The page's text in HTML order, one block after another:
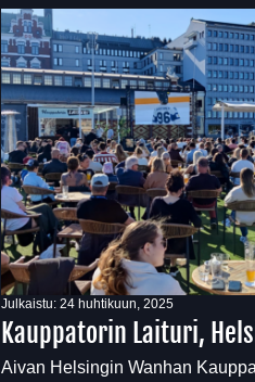
Julkaistu: 24 huhtikuun, 2025
Kauppatorin Laituri,
Aivan Helsingin Wanhan